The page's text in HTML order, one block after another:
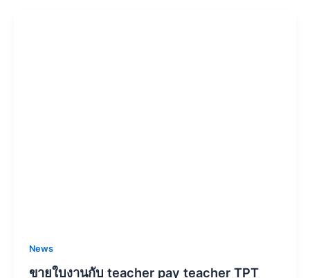
News
ขายใบงานกับ teacher pay teacher TPT